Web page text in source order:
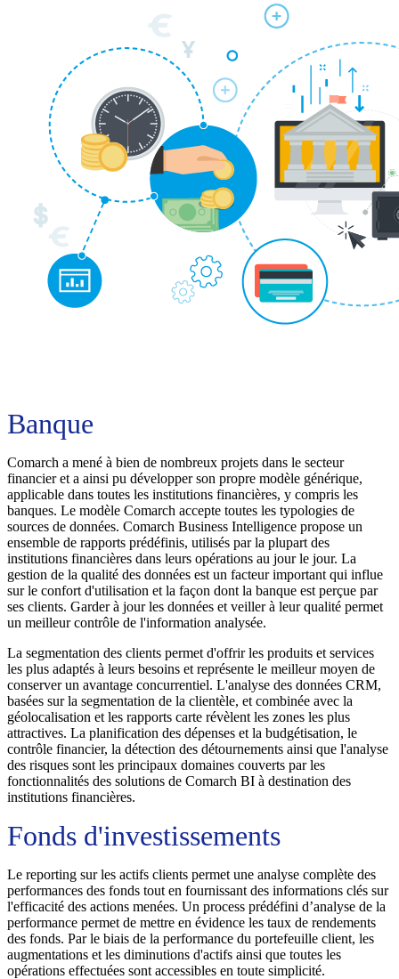
Banque
Comarch a mené à bien de nombreux projets dans le secteur
financier et a ainsi pu développer son propre modèle générique,
applicable dans toutes les institutions financières, y compris les
banques. Le modèle Comarch accepte toutes les typologies de
sources de données. Comarch Business Intelligence propose un
ensemble de rapports prédéfinis, utilisés par la plupart des
institutions financières dans leurs opérations au jour le jour. La
gestion de la qualité des données est un facteur important qui influe
sur le confort d'utilisation et la façon dont la banque est perçue par
ses clients. Garder à jour les données et veiller à leur qualité permet
un meilleur contrôle de l'information analysée.
La segmentation des clients permet d'offrir les produits et services
les plus adaptés à leurs besoins et représente le meilleur moyen de
conserver un avantage concurrentiel. L'analyse des données CRM,
basées sur la segmentation de la clientèle, et combinée avec la
géolocalisation et les rapports carte révèlent les zones les plus
attractives. La planification des dépenses et la budgétisation, le
contrôle financier, la détection des détournements ainsi que l'analyse
des risques sont les principaux domaines couverts par les
fonctionnalités des solutions de Comarch BI à destination des
institutions financières.
Fonds d'investissements
Le reporting sur les actifs clients permet une analyse complète des
performances des fonds tout en fournissant des informations clés sur
l'efficacité des actions menées. Un process prédéfini d’analyse de la
performance permet de mettre en évidence les taux de rendements
des fonds. Par le biais de la performance du portefeuille client, les
augmentations et les diminutions d'actifs ainsi que toutes les
opérations effectuées sont accessibles en toute simplicité.